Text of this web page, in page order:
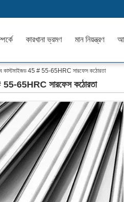
কারখানা ভ্রমণ মান নিয়ন্ত্রণ
কাস্টমাইজড 45 # 55-65HRC সারফেস কঠোরতা
# 55-65HRC সারফেস কঠোরতা